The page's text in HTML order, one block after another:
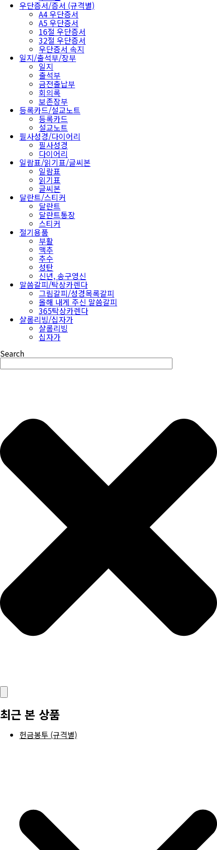
우단증서/증서 (규격별)
A4 우단증서
A5 우단증서
16절 우단증서
32절 우단증서
우단증서 속지
일지/출석부/장부
일지
출석부
금전출납부
회의록
보존장부
등록카드/설교노트
등록카드
설교노트
필사성경/다이어리
필사성경
다이어리
일람표/읽기표/글씨본
일람표
읽기표
글씨본
달란트/스티커
달란트
달란트통장
스티커
절기용품
부활
맥추
추수
성탄
신년, 송구영신
말씀갈피/탁상카렌다
그림갈피/성경목록갈피
올해 내게 주신 말씀갈피
365탁상카렌다
샬롬리빙/십자가
샬롬리빙
십자가
Search
최근 본 상품
헌금봉투 (규격별)